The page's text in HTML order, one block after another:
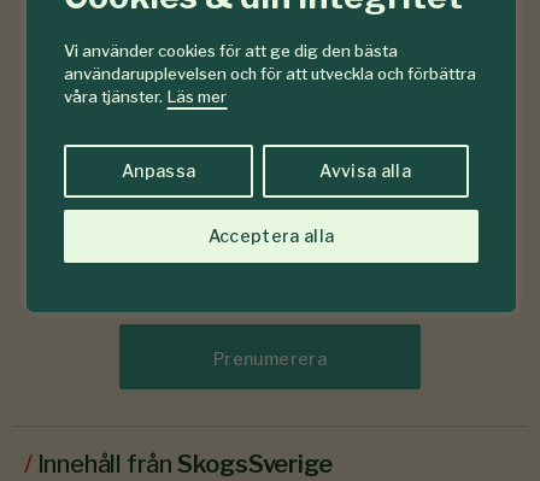
Vi använder cookies för att ge dig den bästa
användarupplevelsen och för att utveckla och förbättra
våra tjänster. Läs mer
Anpassa Avvisa alla
Acceptera alla
Prenumerera
/ Innehåll från SkogsSverige